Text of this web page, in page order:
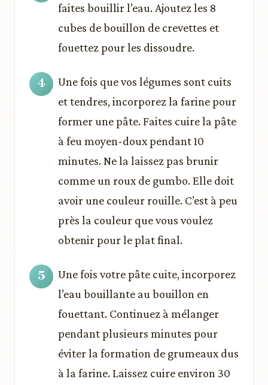
faites bouillir l’eau. Ajoutez les 8
cubes de bouillon de crevettes et
fouettez pour les dissoudre.
Une fois que vos légumes sont cuits
et tendres, incorporez la farine pour
former une pâte. Faites cuire la pâte
à feu moyen-doux pendant 10
minutes. Ne la laissez pas brunir
comme un roux de gumbo. Elle doit
avoir une couleur rouille. C’est à peu
près la couleur que vous voulez
obtenir pour le plat final.
Une fois votre pâte cuite, incorporez
l’eau bouillante au bouillon en
fouettant. Continuez à mélanger
pendant plusieurs minutes pour
éviter la formation de grumeaux dus
à la farine. Laissez cuire environ 30